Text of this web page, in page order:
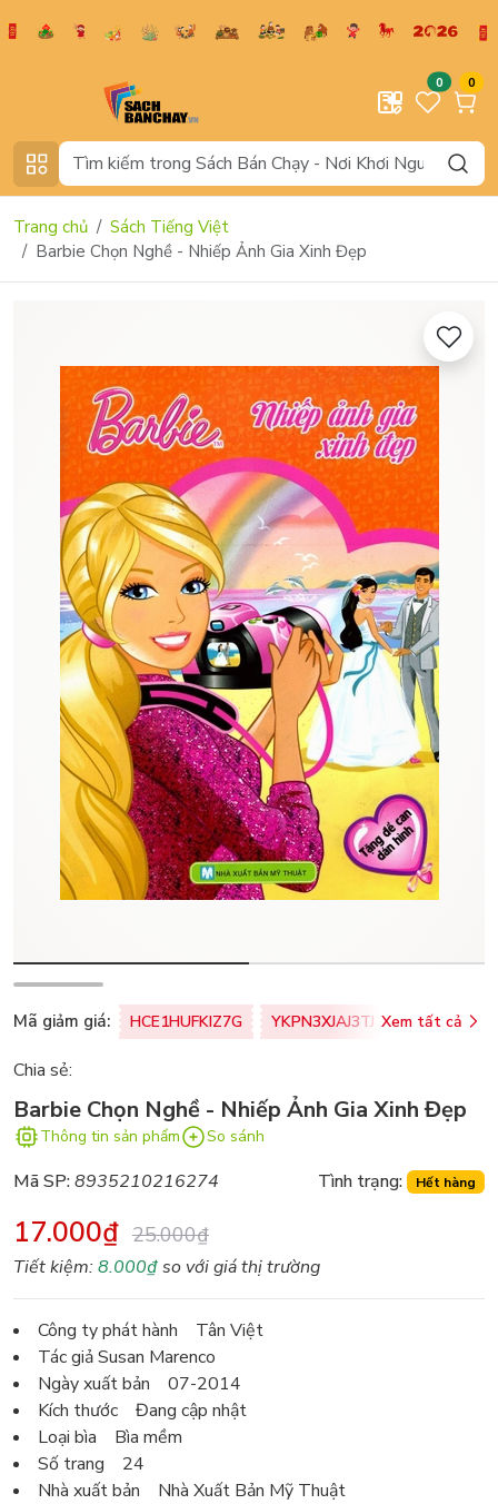
0 0
Trang chủ
Sách Tiếng Việt
Barbie Chọn Nghề - Nhiếp Ảnh Gia Xinh Đẹp
Mã giảm giá: HCE1HUFKIZ7G YKPN3XJAJ3TJ Xem tất cả
Chia sẻ:
Barbie Chọn Nghề - Nhiếp Ảnh Gia Xinh Đẹp
Thông tin sản phẩm So sánh
Mã SP:8935210216274 Tình trạng: Hết hàng
17.000₫ 25.000₫
Tiết kiệm:8.000₫so với giá thị trường
Công ty phát hành Tân Việt
Tác giả Susan Marenco
Ngày xuất bản 07-2014
Kích thước Đang cập nhật
Loại bìa Bìa mềm
Số trang 24
Nhà xuất bản Nhà Xuất Bản Mỹ Thuật